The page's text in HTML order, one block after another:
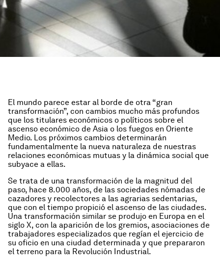
El mundo parece estar al borde de otra “gran
transformación”, con cambios mucho más profundos
que los titulares económicos o políticos sobre el
ascenso económico de Asia o los fuegos en Oriente
Medio. Los próximos cambios determinarán
fundamentalmente la nueva naturaleza de nuestras
relaciones económicas mutuas y la dinámica social que
subyace a ellas.
Se trata de una transformación de la magnitud del
paso, hace 8.000 años, de las sociedades nómadas de
cazadores y recolectores a las agrarias sedentarias,
que con el tiempo propició el ascenso de las ciudades.
Una transformación similar se produjo en Europa en el
siglo X, con la aparición de los gremios, asociaciones de
trabajadores especializados que regían el ejercicio de
su oficio en una ciudad determinada y que prepararon
el terreno para la Revolución Industrial.